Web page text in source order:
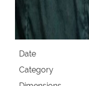
Date
Category